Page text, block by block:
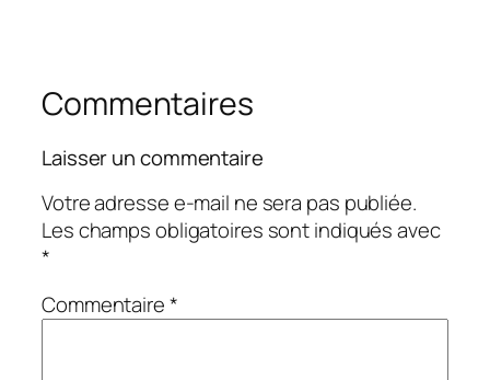
Commentaires
Laisser un commentaire
Votre adresse e-mail ne sera pas publiée.
Les champs obligatoires sont indiqués avec
*
Commentaire*